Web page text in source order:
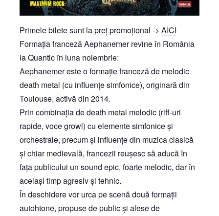
Primele bilete sunt la preț promoțional -> AICI
Formația franceză Aephanemer revine în România
la Quantic în luna noiembrie:
Aephanemer este o formație franceză de melodic
death metal (cu influențe simfonice), originară din
Toulouse, activă din 2014.
Prin combinația de death metal melodic (riff-uri
rapide, voce growl) cu elemente simfonice și
orchestrale, precum și influențe din muzica clasică
și chiar medievală, francezii reușesc să aducă în
fața publicului un sound epic, foarte melodic, dar în
același timp agresiv și tehnic.
În deschidere vor urca pe scenă două formații
autohtone, propuse de public și alese de